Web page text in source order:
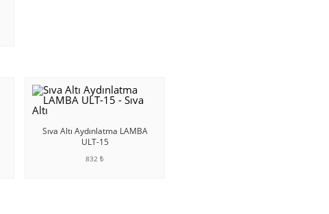
Sıva Altı Aydınlatma LAMBA
ULT-15
832 ₺